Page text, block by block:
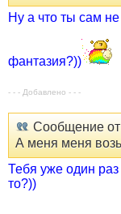
Ну а что ты сам
фантазия?))
- - - Добавлено - - -
Сообщение от
А меня меня
Тебя уже один раз
то?))